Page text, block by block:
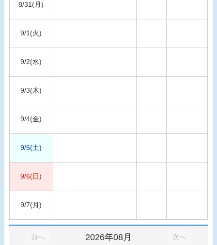
8/31(月)
9/1(火)
9/2(水)
9/3(木)
9/4(金)
9/5(土)
9/6(日)
9/7(月)
前へ 2026年08月 次へ